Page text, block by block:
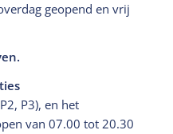
geopend en vrij
P3), en het
van 07.00 tot 20.30